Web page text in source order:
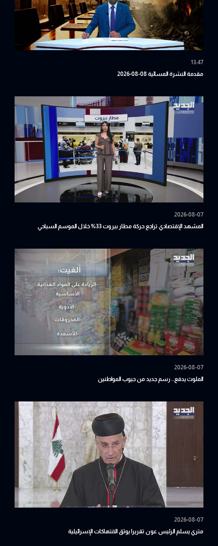
13:47
مقدمة النشرة المسائية 08-08-2026
2026-08-07
المشهد الإقتصادي تراجع حركة مطار بيروت 33% خلال الموسم السياحي
2026-08-07
الملوث يدفع.. رسم جديد من جيوب المواطنين
2026-08-07
متري يسلم الرئيس عون تقريرا يوثق الانتهاكات الإسرائيلية